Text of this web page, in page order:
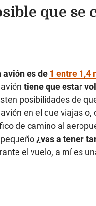
que se
avión es de 1 entre 1,4
tiene que estar
posibilidades de
en el que viajas
de camino al
¿vas a tener
el vuelo, a mí es